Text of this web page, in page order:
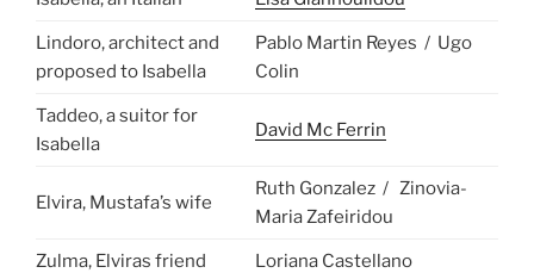
Lindoro, architect and
proposed to Isabella
Pablo Martin Reyes / Ugo
Colin
Taddeo, a suitor for
Isabella
David Mc Ferrin
Elvira, Mustafa’s wife
Ruth Gonzalez / Zinovia-
Maria Zafeiridou
Zulma, Elviras friend Loriana Castellano